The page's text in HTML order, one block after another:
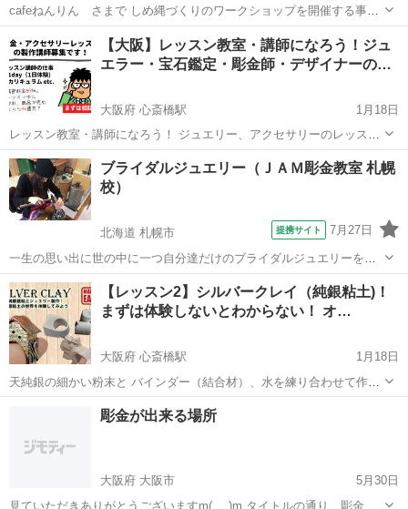
cafeねんりん さまで しめ縄づくりのワークショップを開催する事に
なりました😊 1年の締めくくりにぜひ一緒に、楽しい時間を過ごしま
しょう💕 cafe.nenrin しめ縄づくりw.s. 募集開始しました〜！！！ お
子さ...
粉浜駅 しめ縄
【大阪】レッスン教室・講師になろう！ジュ
エラー・宝石鑑定・彫金師・デザイナーの…
大阪府 心斎橋駅
1月18日
レッスン教室・講師になろう！ ジュエリー、アクセサリーのレッスン
を開催しています。 Tesoro実店舗（大阪/東京）で、教室やレッスン、
おもしろくためになるようなレクチャーをしてくれる方を募集してい
ます。 ...
大阪 大阪市 心斎橋駅
ブライダルジュエリー（ＪＡＭ彫金教室 札幌
校）
北海道 札幌市 提携サイト 7月27日
一生の思い出に世の中に一つ自分達だけのブライダルジュエリーを製
作してみませんか？ デザインから大まかな部分をお二人で製作して頂
き、納期までに細部は責任を持って仕上げさせて頂きます。 （製作日
数はデザインによって異なりますが...
北海道 札幌市
【レッスン2】シルバークレイ（純銀粘土)！
まずは体験しないとわからない！ オ…
大阪府 心斎橋駅
1月18日
天純銀の細かい粉末と バインダー（結合材）、水を練り合わせて作っ
た粘土状の新しい金属素材 です。 粘土造形の感 覚で作品を成形し、
乾燥、焼成することで、”やわらかい”粘土が、”固い” 金属に変化しま
大阪市 心斎橋駅 彫金
彫金が出来る場所
大阪府 大阪市
5月30日
見ていただきありがとうございますm(_ _)m タイトルの通り、彫金で